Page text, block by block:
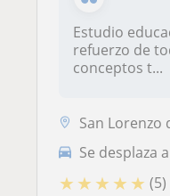
Estudio
refuerzo de
conceptos t...
San Lorenzo
Se desplaza
★ ★ ★ ★ ★ (5)